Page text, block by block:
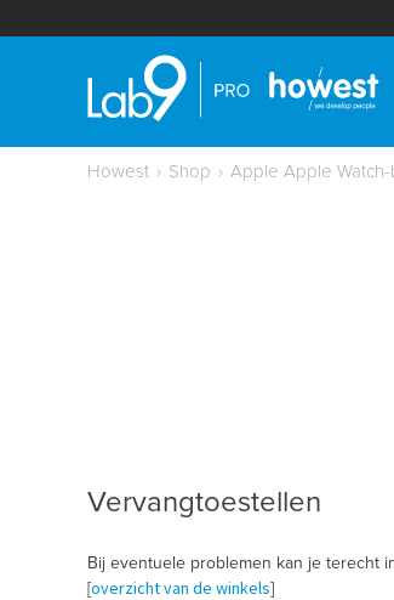
Howest › Shop › Apple Apple
Vervangtoestellen
Bij eventuele problemen kan je terecht
[overzicht van de winkels]